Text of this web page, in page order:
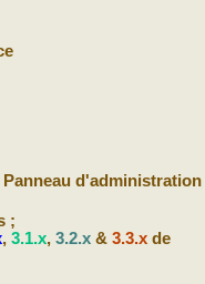
d'administration
;
, 3.1.x, 3.2.x& 3.3.xde